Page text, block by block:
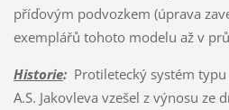
příďovým podvozkem (úprava
exemplářů tohoto modelu až v
Historie:Protiletecký systém typu
A.S. Jakovleva vzešel z výnosu ze